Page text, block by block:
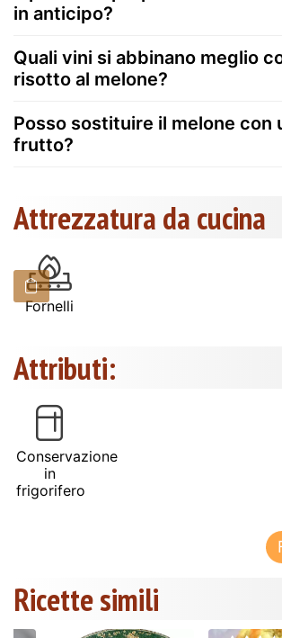
in anticipo?
Quali vini si abbinano meglio
risotto al melone?
Posso sostituire il melone con
frutto?
Attrezzatura da cucina
Fornelli
Attributi:
Conservazione
in
frigorifero
Ricette simili